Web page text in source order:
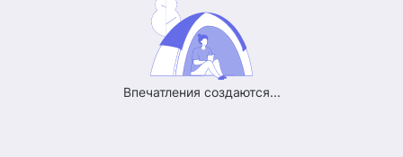
Впечатления создаются...